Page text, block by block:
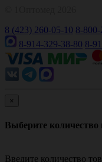
8 (423) 260-05-10 8-
8-914-329-38-80 8-
×
Выберите количество
Введите количество